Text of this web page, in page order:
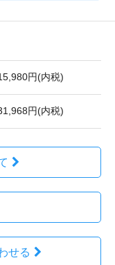
円(内税)
円(内税)
せる